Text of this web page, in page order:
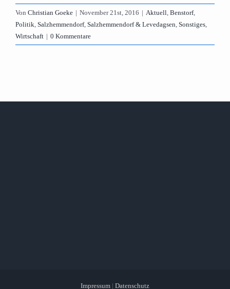
Von Christian Goeke | November 21st, 2016 | Aktuell, Benstorf,
Politik, Salzhemmendorf, Salzhemmendorf & Levedagsen, Sonstiges,
Wirtschaft | 0 Kommentare
Impressum | Datenschutz